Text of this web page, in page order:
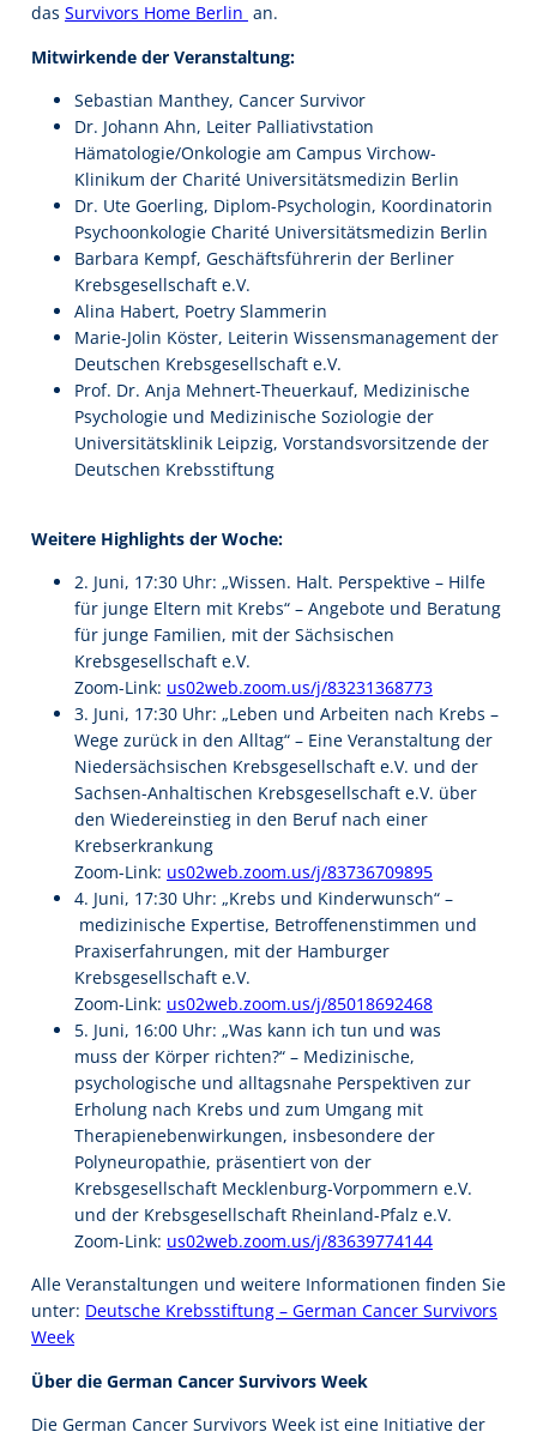
das Survivors Home Berlin an.
Mitwirkende der Veranstaltung:
Sebastian Manthey, Cancer Survivor
Dr. Johann Ahn, Leiter Palliativstation
Hämatologie/Onkologie am Campus Virchow-
Klinikum der Charité Universitätsmedizin Berlin
Dr. Ute Goerling, Diplom-Psychologin, Koordinatorin
Psychoonkologie Charité Universitätsmedizin Berlin
Barbara Kempf, Geschäftsführerin der Berliner
Krebsgesellschaft e.V.
Alina Habert, Poetry Slammerin
Marie-Jolin Köster, Leiterin Wissensmanagement der
Deutschen Krebsgesellschaft e.V.
Prof. Dr. Anja Mehnert-Theuerkauf, Medizinische
Psychologie und Medizinische Soziologie der
Universitätsklinik Leipzig, Vorstandsvorsitzende der
Deutschen Krebsstiftung
Weitere Highlights der Woche:
2. Juni, 17:30 Uhr: „Wissen. Halt. Perspektive – Hilfe
für junge Eltern mit Krebs“ – Angebote und Beratung
für junge Familien, mit der Sächsischen
Krebsgesellschaft e.V.
Zoom-Link: us02web.zoom.us/j/83231368773
3. Juni, 17:30 Uhr: „Leben und Arbeiten nach Krebs –
Wege zurück in den Alltag“ – Eine Veranstaltung der
Niedersächsischen Krebsgesellschaft e.V. und der
Sachsen-Anhaltischen Krebsgesellschaft e.V. über
den Wiedereinstieg in den Beruf nach einer
Krebserkrankung
Zoom-Link: us02web.zoom.us/j/83736709895
4. Juni, 17:30 Uhr: „Krebs und Kinderwunsch“ –
medizinische Expertise, Betroffenenstimmen und
Praxiserfahrungen, mit der Hamburger
Krebsgesellschaft e.V.
Zoom-Link: us02web.zoom.us/j/85018692468
5. Juni, 16:00 Uhr: „Was kann ich tun und was
muss der Körper richten?“ – Medizinische,
psychologische und alltagsnahe Perspektiven zur
Erholung nach Krebs und zum Umgang mit
Therapienebenwirkungen, insbesondere der
Polyneuropathie, präsentiert von der
Krebsgesellschaft Mecklenburg-Vorpommern e.V.
und der Krebsgesellschaft Rheinland-Pfalz e.V.
Zoom-Link: us02web.zoom.us/j/83639774144
Alle Veranstaltungen und weitere Informationen finden Sie
unter: Deutsche Krebsstiftung – German Cancer Survivors
Week
Über die German Cancer Survivors Week
Die German Cancer Survivors Week ist eine Initiative der